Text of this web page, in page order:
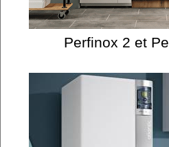
Perfinox 2 et